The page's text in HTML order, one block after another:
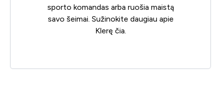
sporto komandas arba ruošia maistą
savo šeimai. Sužinokite daugiau apie
Klerę čia